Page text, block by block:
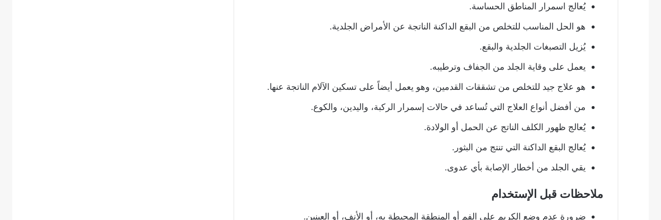
يُعالج اسمرار المناطق الحساسة.
هو الحل المناسب للتخلص من البقع الداكنة الناتجة عن الأمراض الجلدية.
يُزيل التصبغات الجلدية والبقع.
يعمل على وقاية الجلد من الجفاف وترطيبه.
هو علاج جيد للتخلص من تشققات القدمين، وهو يعمل أيضاً على تسكين الآلام الناتجة عنها.
من أفضل أنواع العلاج التي تُساعد في حالات إسمرار الركبة، واليدين، والكوع.
يُعالج ظهور الكلف الناتج عن الحمل أو الولادة.
يُعالج البقع الداكنة التي تنتج من البثور.
يقي الجلد من أخطار الإصابة بأي عدوى.
ملاحظات قبل الإستخدام
ضرورة عدم وضع الكريم على الفم أو المنطقة المحيطة به، أو الأنف، أو العينين.